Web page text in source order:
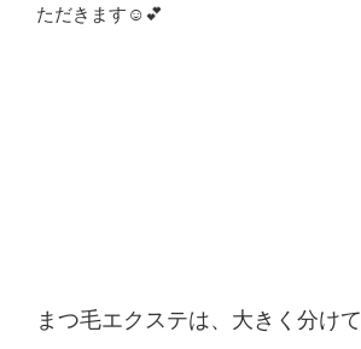
ただきます☺️💕
まつ毛エクステは、大きく分けて